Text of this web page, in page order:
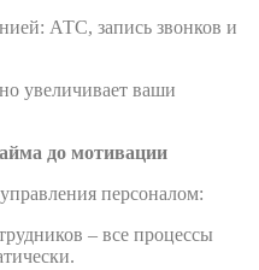
АТС, запись звонков и
увеличивает ваши
до мотивации
персоналом:
– все процессы